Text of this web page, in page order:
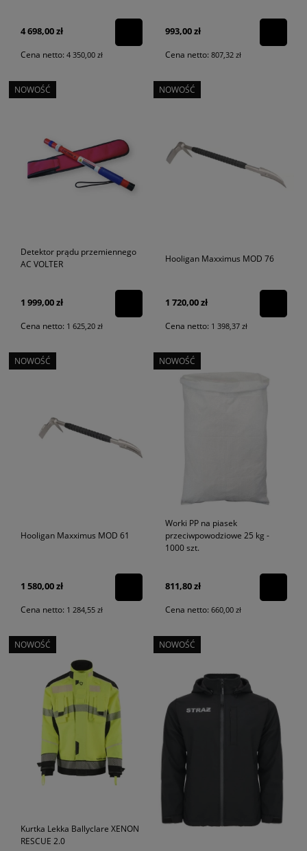
4 698,00 zł
Cena netto: 4 350,00 zł
993,00 zł
Cena netto: 807,32 zł
Detektor prądu przemiennego
AC VOLTER
1 999,00 zł
Cena netto: 1 625,20 zł
NOWOŚĆ
Hooligan Maxximus MOD 76
1 720,00 zł
Cena netto: 1 398,37 zł
NOWOŚĆ
Hooligan Maxximus MOD 61
1 580,00 zł
Cena netto: 1 284,55 zł
NOWOŚĆ
Worki PP na piasek
przeciwpowodziowe 25 kg -
1000 szt.
811,80 zł
Cena netto: 660,00 zł
NOWOŚĆ
Kurtka Lekka Ballyclare XENON
RESCUE 2.0
NOWOŚĆ NOWOŚĆ